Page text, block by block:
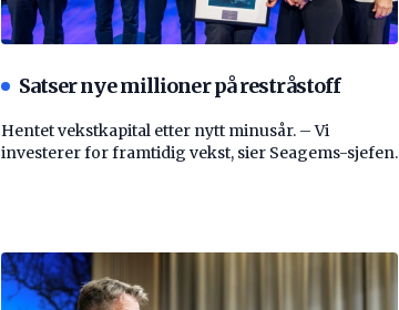
Satser nye millioner på restråstoff
Hentet vekstkapital etter nytt minusår. – Vi
investerer for framtidig vekst, sier Seagems-sjefen.